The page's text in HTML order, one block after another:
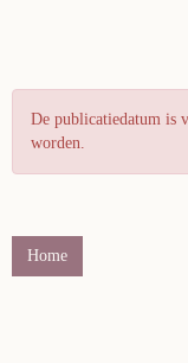
De publicatiedatum is
worden.
Home